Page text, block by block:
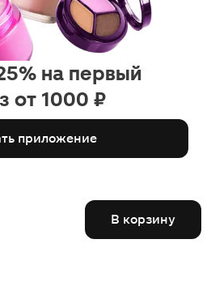
на первый
от 1000 ₽
приложение
В корзину